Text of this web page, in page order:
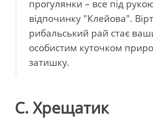
прогулянки – все під
відпочинку "Клейова".
рибальський рай стає
особистим куточком
затишку.
С. Хрещатик